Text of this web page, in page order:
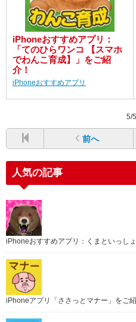
iPhoneおすすめアプリ：
「てのひらワンコ 【スマホ
でわんこ育成】」をご紹
介！
iPhoneおすすめアプリ
5/
前へ
人気の記事
iPhoneおすすめアプリ：くまといっし
iPhoneアプリ「ささっとマナー」をご紹